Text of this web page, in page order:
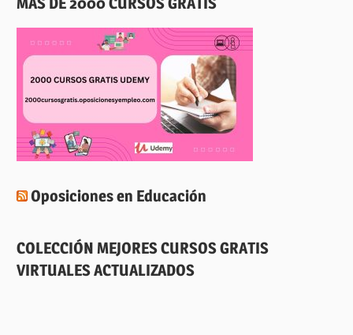
Oposiciones en Educación
COLECCIÓN MEJORES CURSOS GRATIS
VIRTUALES ACTUALIZADOS